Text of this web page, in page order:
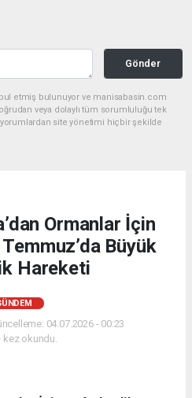
Gönder
etmiş bulunuyor ve manisabasin.com
veya dolaylı tüm sorumluluğu tek
yorumlardan site yönetimi hiçbir şekilde
Ormanlar İçin
Büyük
Hareketi
04.07.2026 - 00:23
kez okundu.